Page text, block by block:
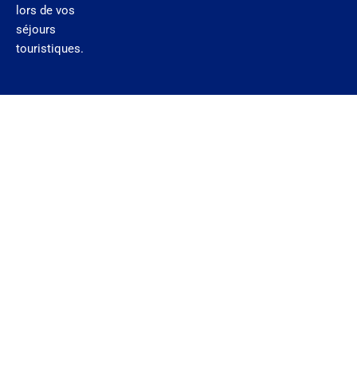
lors de vos
séjours
touristiques.